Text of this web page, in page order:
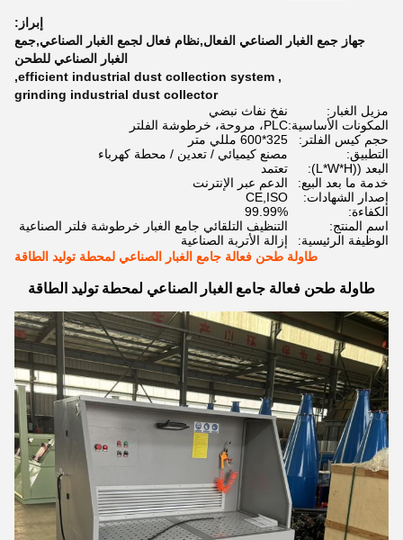
إبراز:
جهاز جمع الغبار الصناعي الفعال,نظام فعال لجمع الغبار الصناعي,جمع
الغبار الصناعي للطحن
,
efficient industrial dust collection system
,
grinding industrial dust collector
مزيل الغبار:
نفخ نفاث نبضي
المكونات الأساسية:PLC، مروحة، خرطوشة الفلتر
حجم كيس الفلتر:
325*600 مللي متر
التطبيق:
مصنع كيميائي / تعدين / محطة كهرباء
البعد ((L*W*H):
تعتمد
خدمة ما بعد البيع:
الدعم عبر الإنترنت
إصدار الشهادات:
CE,ISO
الكفاءة:
99.99%
اسم المنتج:
التنظيف التلقائي جامع الغبار خرطوشة فلتر الصناعية
الوظيفة الرئيسية:
إزالة الأتربة الصناعية
طاولة طحن فعالة جامع الغبار الصناعي لمحطة توليد الطاقة
طاولة طحن فعالة جامع الغبار الصناعي لمحطة توليد الطاقة